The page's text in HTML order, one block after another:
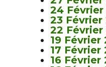
24 Février
23 Février
22 Février
19 Février
17 Février
16 Février